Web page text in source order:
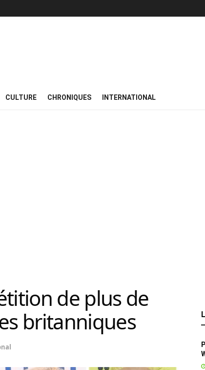
CULTURE CHRONIQUES INTERNATIONAL
de plus de
britanniques